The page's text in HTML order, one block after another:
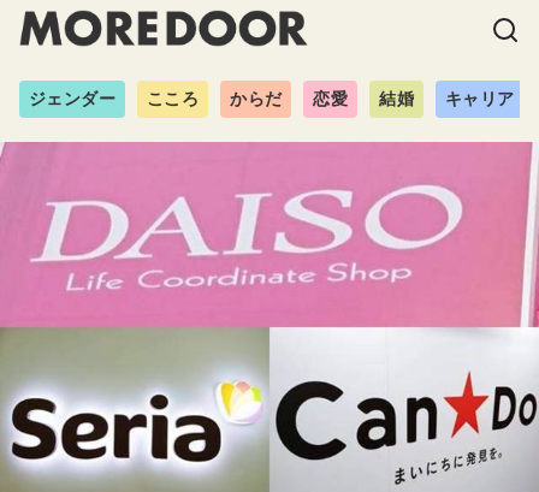
ジェンダー こころ からだ 恋愛 結婚 キャリア